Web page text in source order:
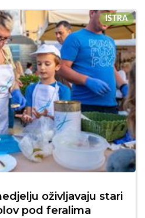
ISTRA
oživljavaju stari
pod feralima